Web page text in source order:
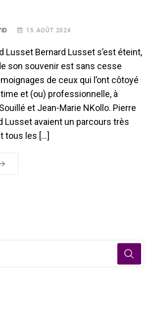
15 AOÛT 2024
Lusset Bernard Lusset s’est éteint,
son souvenir est sans cesse
de ceux qui l’ont côtoyé
et (ou) professionnelle, à
et Jean-Marie NKollo. Pierre
Lusset avaient un parcours très
tous les […]